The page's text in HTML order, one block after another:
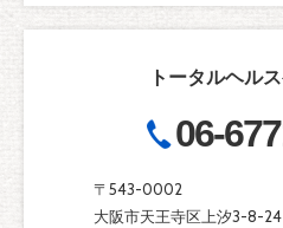
トータルヘル
06-
〒543-0002
大阪市天王寺区上汐3-8-24